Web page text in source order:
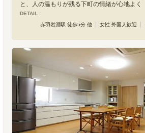
と、人の温もりが残る下町の情緒が心地よく
DETAIL :
赤羽岩淵駅 徒歩5分 他
女性 外国人歓迎